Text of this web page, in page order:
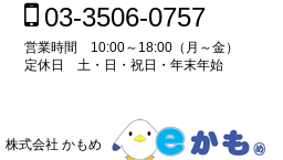
03-3506-0757
営業時間 10:00～18:00（月～金）
定休日 土・日・祝日・年末年始
株式会社 かもめ